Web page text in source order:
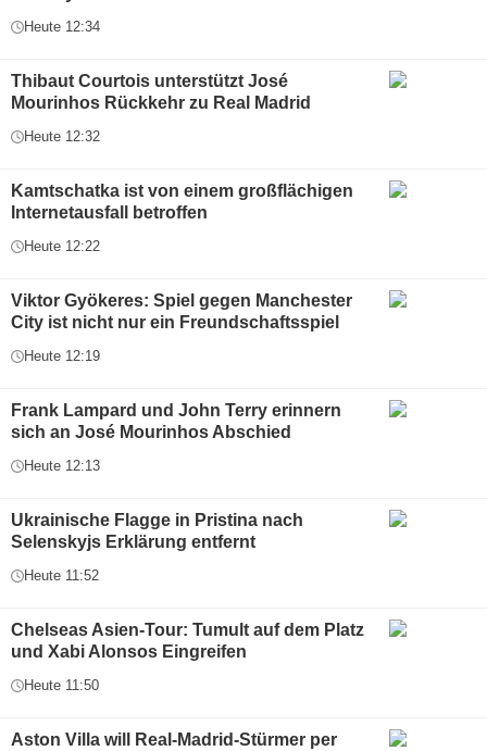
Heute 12:34
Thibaut Courtois unterstützt José
Mourinhos Rückkehr zu Real Madrid
Heute 12:32
Kamtschatka ist von einem großflächigen
Internetausfall betroffen
Heute 12:22
Viktor Gyökeres: Spiel gegen Manchester
City ist nicht nur ein Freundschaftsspiel
Heute 12:19
Frank Lampard und John Terry erinnern
sich an José Mourinhos Abschied
Heute 12:13
Ukrainische Flagge in Pristina nach
Selenskyjs Erklärung entfernt
Heute 11:52
Chelseas Asien-Tour: Tumult auf dem Platz
und Xabi Alonsos Eingreifen
Heute 11:50
Aston Villa will Real-Madrid-Stürmer per